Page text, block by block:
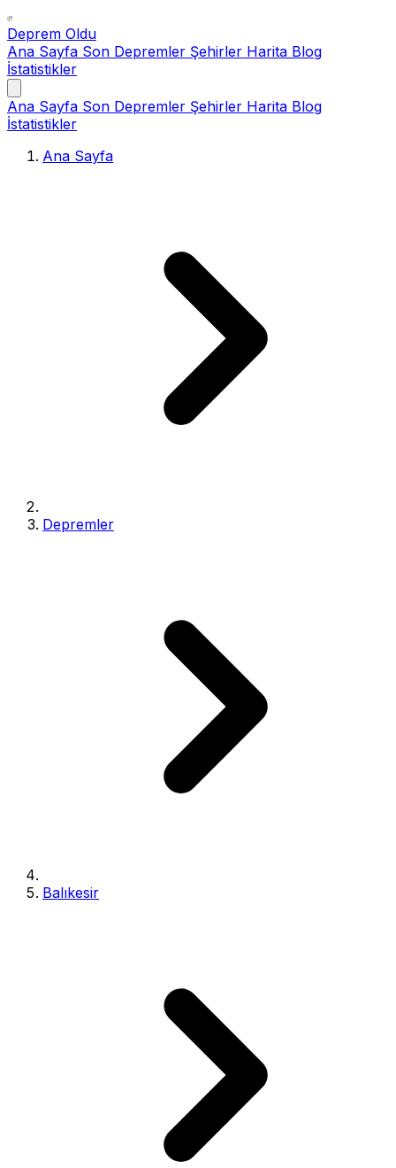
Deprem Oldu
Ana Sayfa Son Depremler Şehirler Harita Blog
İstatistikler
Ana Sayfa Son Depremler Şehirler Harita Blog
İstatistikler
Ana Sayfa
Depremler
Balıkesir